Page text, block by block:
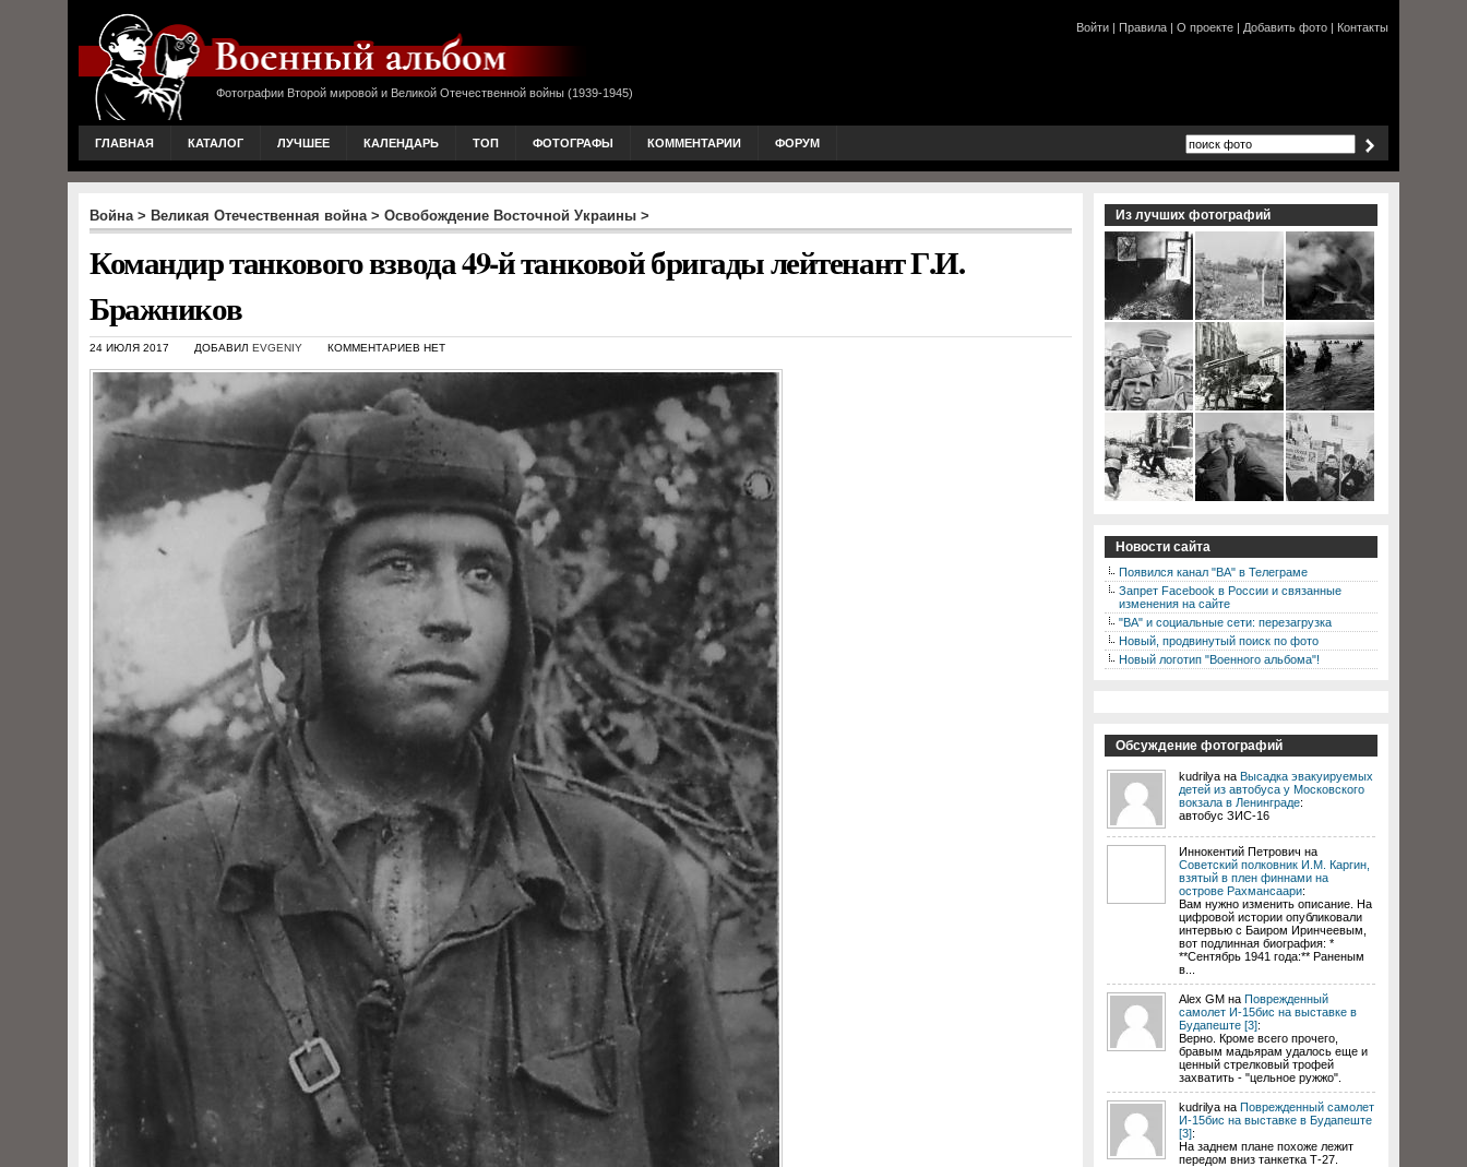
Фотографии Второй мировой и Великой Отечественной войны (1939-1945)
Войти | Правила | О проекте | Добавить фото | Контакты
ГЛАВНАЯ КАТАЛОГ ЛУЧШЕЕ КАЛЕНДАРЬ ТОП ФОТОГРАФЫ КОММЕНТАРИИ ФОРУМ
Война> Великая Отечественная война> Освобождение Восточной Украины >
Командир танкового взвода 49-й танковой бригады лейтенант Г.И.
Бражников
24 ИЮЛЯ 2017 ДОБАВИЛ EVGENIY КОММЕНТАРИЕВ НЕТ
Из лучших фотографий
Новости сайта
Появился канал "ВА" в Телеграме
Запрет Facebook в России и связанные
изменения на сайте
"ВА" и социальные сети: перезагрузка
Новый, продвинутый поиск по фото
Новый логотип "Военного альбома"!
Обсуждение фотографий
kudrilya на Высадка эвакуируемых
детей из автобуса у Московского
вокзала в Ленинграде:
автобус ЗИС-16
Иннокентий Петрович на
Советский полковник И.М. Каргин,
взятый в плен финнами на
острове Рахмансаари:
Вам нужно изменить описание. На
цифровой истории опубликовали
интервью с Баиром Иринчеевым,
вот подлинная биография: *
**Сентябрь 1941 года:** Раненым
в...
Alex GM на Поврежденный
самолет И-15бис на выставке в
Будапеште [3]:
Верно. Кроме всего прочего,
бравым мадьярам удалось еще и
ценный стрелковый трофей
захватить - "цельное ружжо".
kudrilya на Поврежденный самолет
И-15бис на выставке в Будапеште
[3]:
На заднем плане похоже лежит
передом вниз танкетка Т-27.